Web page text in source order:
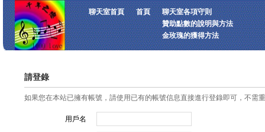
聊天室首頁 首頁
聊天室各項守則
贊助點數的說明與方法
金玫瑰的獲得方法
請登錄
如果您在本站已擁有帳號，請使用已有的帳號信息直接進行登錄即可，不需
用戶名